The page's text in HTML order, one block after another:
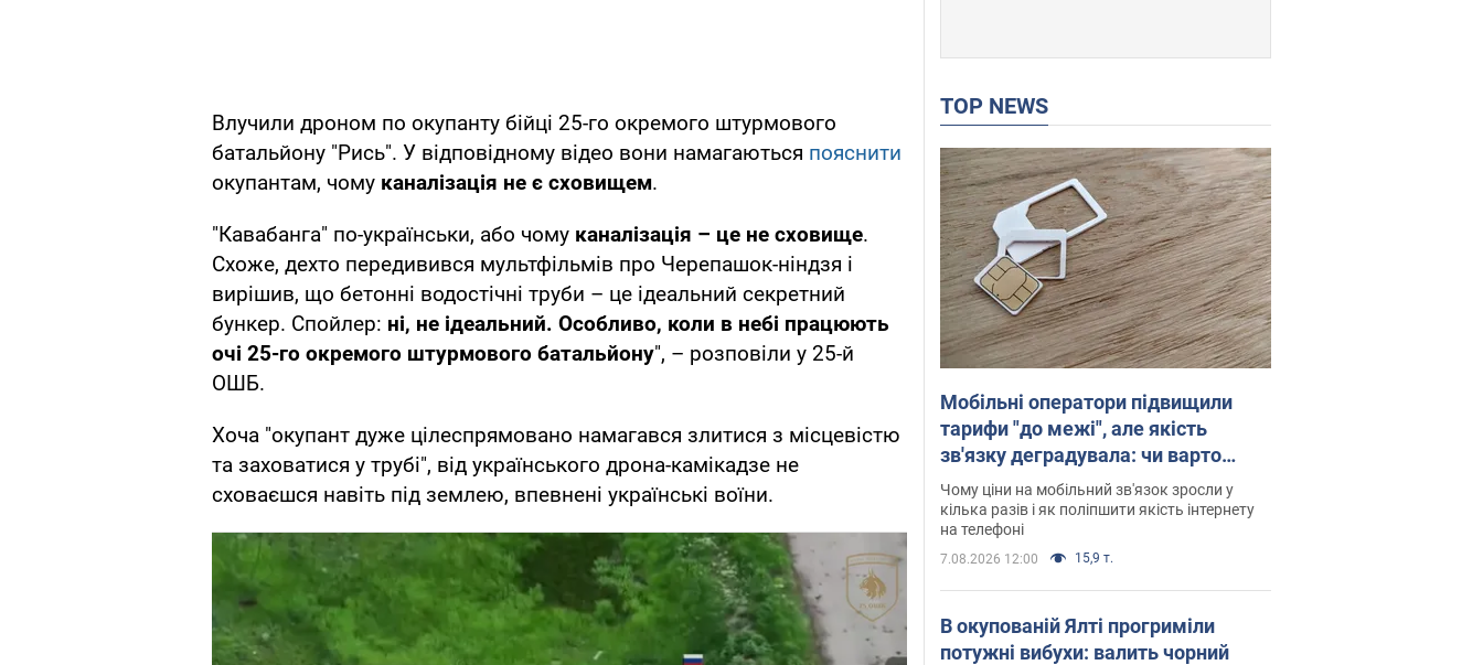
Влучили дроном по окупанту бійці 25-го окремого штурмового
батальйону "Рись". У відповідному відео вони намагаються пояснити
окупантам, чому каналізація не є сховищем.
"Кавабанга" по-українськи, або чому каналізація – це не сховище.
Схоже, дехто передивився мультфільмів про Черепашок-ніндзя і
вирішив, що бетонні водостічні труби – це ідеальний секретний
бункер. Спойлер: ні, не ідеальний. Особливо, коли в небі працюють
очі 25-го окремого штурмового батальйону", – розповіли у 25-й
ОШБ.
Хоча "окупант дуже цілеспрямовано намагався злитися з місцевістю
та заховатися у трубі", від українського дрона-камікадзе не
сховаєшся навіть під землею, впевнені українські воїни.
TOP NEWS
Мобільні оператори підвищили
тарифи "до межі", але якість
зв'язку деградувала: чи варто
скаржитись на ціни
Чому ціни на мобільний зв'язок зросли у
кілька разів і як поліпшити якість інтернету
на телефоні
7.08.2026 12:00 15,9 т.
В окупованій Ялті прогриміли
потужні вибухи: валить чорний